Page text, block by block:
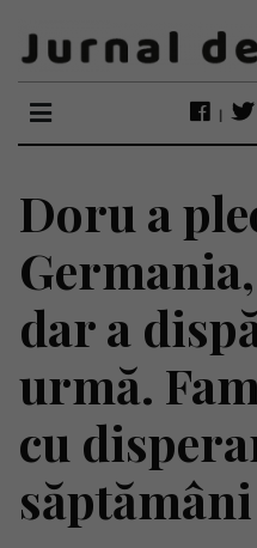
Doru a
dar a
urmă.
cu
săptămâni